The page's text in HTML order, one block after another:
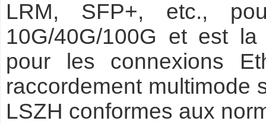
LRM, SFP+, etc.,
10G/40G/100G et est
pour les connexions
raccordement multimode
LSZH conformes aux